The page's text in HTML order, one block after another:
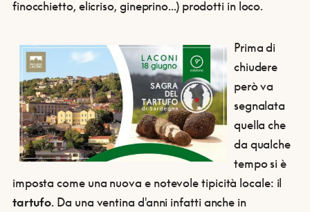
finocchietto, elicriso, gineprino...) prodotti in loco.
Prima di
chiudere
però va
segnalata
quella che
da qualche
tempo si è
imposta come una nuova e notevole tipicità locale: il
tartufo. Da una ventina d'anni infatti anche in